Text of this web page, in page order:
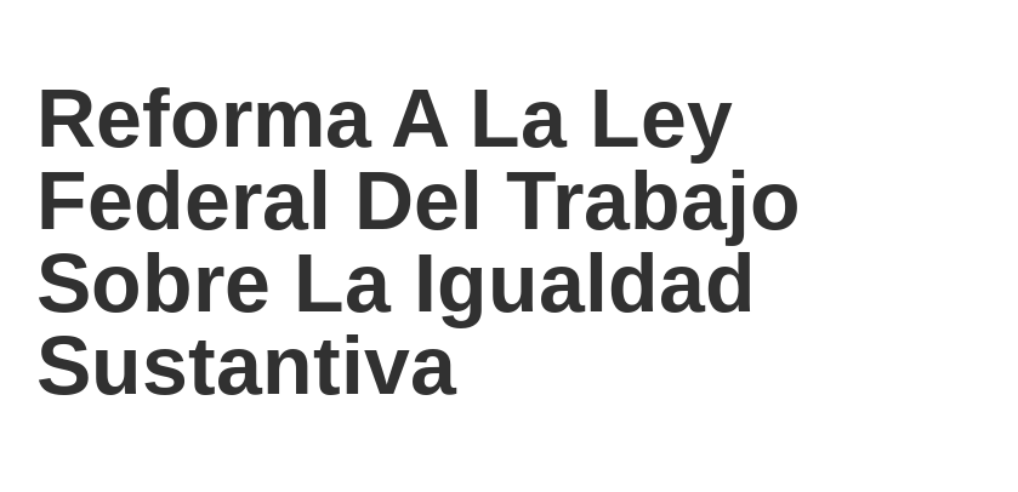
Reforma A La Ley
Federal Del Trabajo
Sobre La Igualdad
Sustantiva